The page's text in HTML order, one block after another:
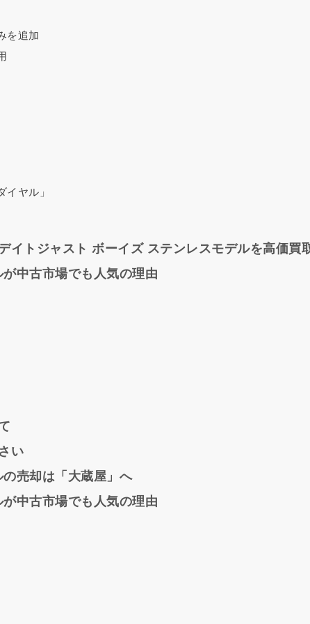
を追加
ヤル」
イトジャスト ボーイズ ステンレスモデルを高価買
中古市場でも人気の理由
い
売却は「大蔵屋」へ
中古市場でも人気の理由